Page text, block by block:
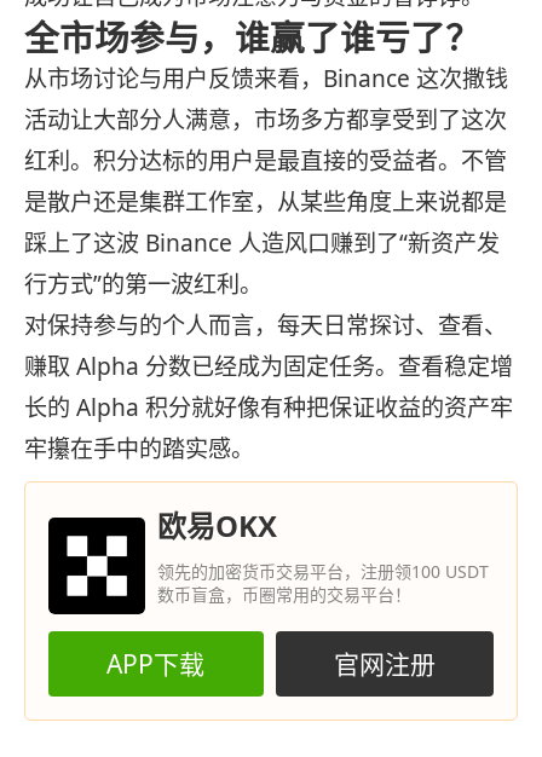
全市场参与，谁赢了谁亏了？
从市场讨论与用户反馈来看，Binance 这次撒钱
活动让大部分人满意，市场多方都享受到了这次
红利。积分达标的用户是最直接的受益者。不管
是散户还是集群工作室，从某些角度上来说都是
踩上了这波 Binance 人造风口赚到了“新资产发
行方式”的第一波红利。
对保持参与的个人而言，每天日常探讨、查看、
赚取 Alpha 分数已经成为固定任务。查看稳定增
长的 Alpha 积分就好像有种把保证收益的资产牢
牢攥在手中的踏实感。
欧易OKX
领先的加密货币交易平台，注册领100 USDT
数币盲盒，币圈常用的交易平台！
APP下载 官网注册